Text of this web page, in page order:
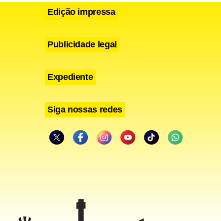
das
Edição impressa
Publicidade legal
Expediente
Siga nossas redes